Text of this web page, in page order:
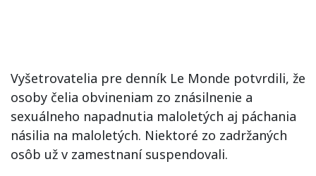
Vyšetrovatelia pre denník Le Monde potvrdili, že
osoby čelia obvineniam zo znásilnenie a
sexuálneho napadnutia maloletých aj páchania
násilia na maloletých. Niektoré zo zadržaných
osôb už v zamestnaní suspendovali.